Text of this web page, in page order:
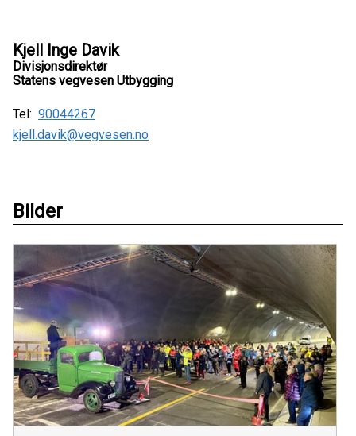
Kjell Inge Davik
Divisjonsdirektør
Statens vegvesen Utbygging
Tel: 90044267
kjell.davik@vegvesen.no
Bilder